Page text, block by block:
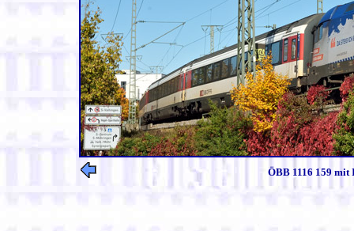
ÖBB 1116 159 mit